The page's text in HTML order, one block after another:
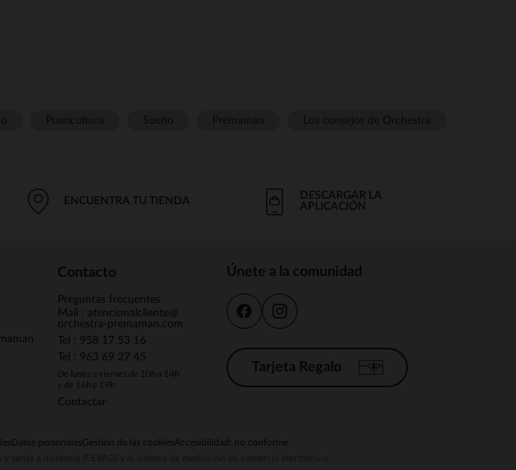
ENCUENTRA TU TIENDA
DESCARGAR LA
APLICACIÓN
Contacto
Preguntas frecuentes
Mail : atencionalcliente@
orchestra-premaman.com
Tel : 958 17 53 16
Tel : 963 69 27 45
De lunes a viernes de 10h a 14h
y de 16h a 19h
Contactar
Únete a la comunidad
Tarjeta Regalo
Datos personalesGestión de las cookiesAccesibilidad: no conforme